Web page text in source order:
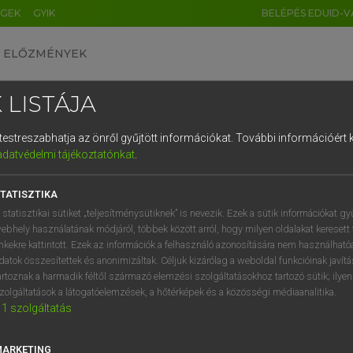
GYIK BELÉPÉS EDUID-
ELŐZMÉNYEK
uniós terminológiai szótár
VAN ELŐFIZETÉSED?
előfizetésem a teljes szócikk
NINCS ELŐFIZETÉSED?
LISTÁJA
az önről gyűjtött információkat. További információért
tájékoztatónkat.
statisztikai sütiket „teljesítménysütiknek” is nevezik. Ezek a sütik információkat
használatának módjáról, többek között arról, hogy milyen oldalakat keresett
kattintott. Ezek az információk a felhasználó azonosítására nem
összesítettek és anonimizáltak. Céljuk kizárólag a weboldal funkcióinak
a harmadik féltől származó elemzési szolgáltatásokhoz tartozó sütik;
a látogatóelemzések, a hőtérképek és a közösségi médiaanalitika.
1 szolgáltatás
DE CN FR ES IT NL
1 2 3 4 5 6 7 8 9
q w e r t z u i
a s d f g h j k l é
í y x c v b n m , .